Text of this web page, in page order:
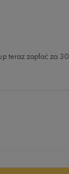
teraz zapłać za